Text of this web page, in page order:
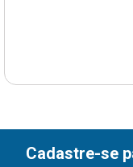
Cadastre-se